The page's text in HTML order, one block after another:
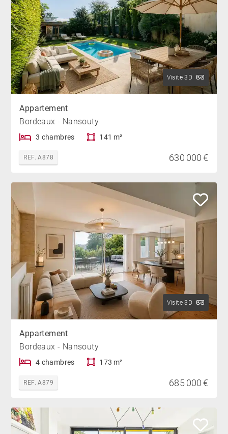
Visite 3D
Appartement
Bordeaux - Nansouty
3 chambres 141 m²
REF. A878 630 000 €
Visite 3D
Appartement
Bordeaux - Nansouty
4 chambres 173 m²
REF. A879 685 000 €